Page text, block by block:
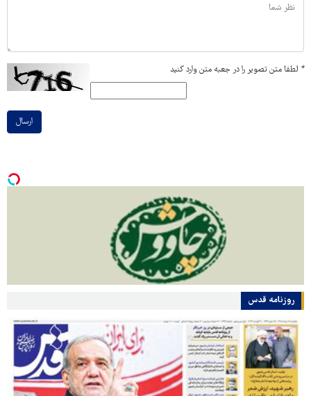
* لطفا متن تصویر را در جعبه متن وارد کنید
ارسال
روزنامه قدس